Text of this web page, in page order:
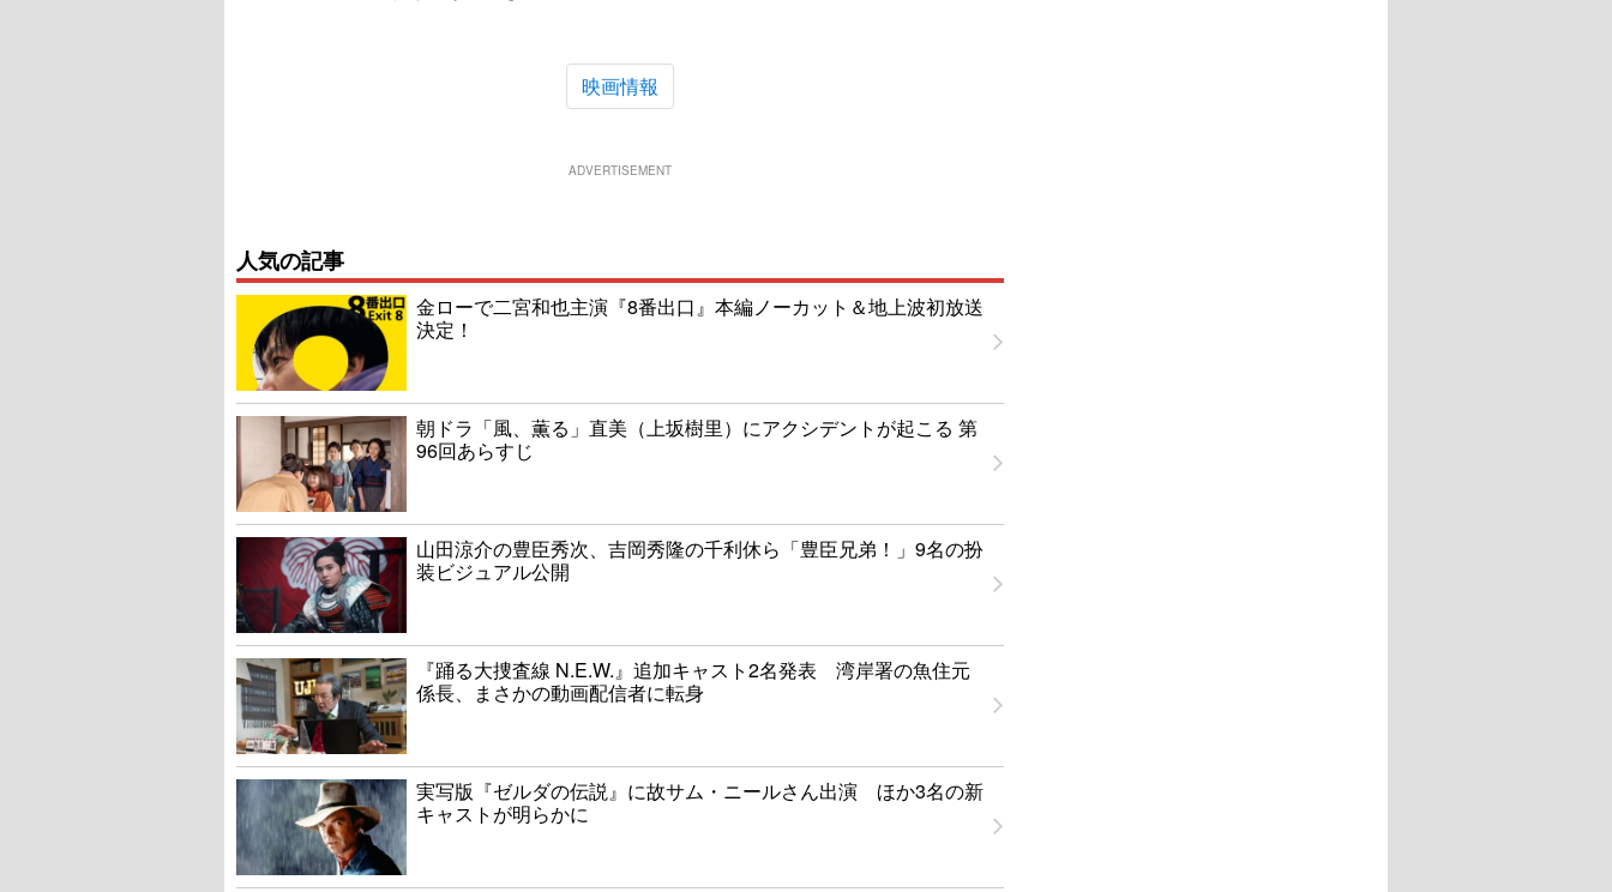
映画情報
ADVERTISEMENT
人気の記事
金ローで二宮和也主演『8番出口』本編ノーカット＆地上波初放送
決定！
朝ドラ「風、薫る」直美（上坂樹里）にアクシデントが起こる 第
96回あらすじ
山田涼介の豊臣秀次、吉岡秀隆の千利休ら「豊臣兄弟！」9名の扮
装ビジュアル公開
『踊る大捜査線 N.E.W.』追加キャスト2名発表 湾岸署の魚住元
係長、まさかの動画配信者に転身
実写版『ゼルダの伝説』に故サム・ニールさん出演 ほか3名の新
キャストが明らかに